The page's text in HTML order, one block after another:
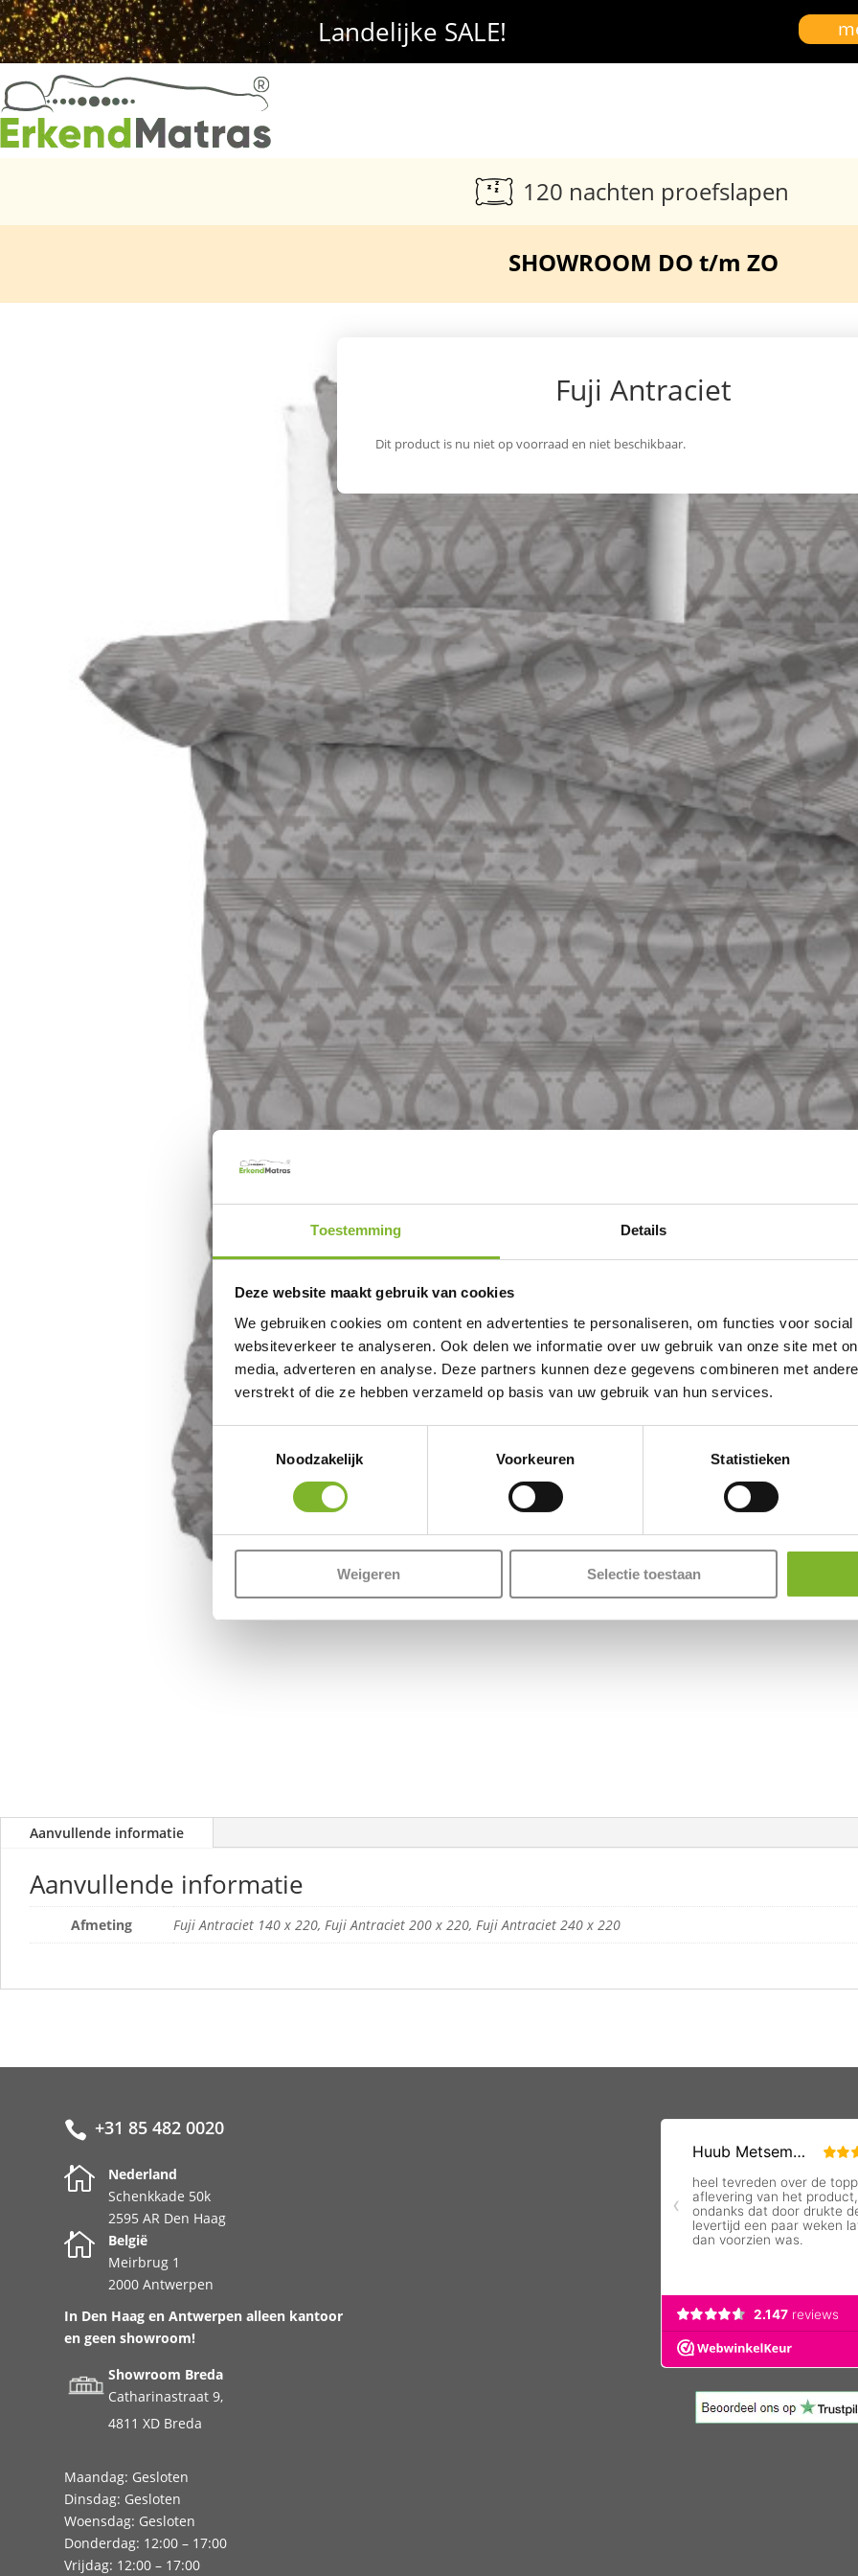
Toestemming Details
Deze website maakt gebruik van cookies
We gebruiken cookies om content en advertenties te personaliseren, om functies voor
websiteverkeer te analyseren. Ook delen we informatie over uw gebruik van onze site met
media, adverteren en analyse. Deze partners kunnen deze gegevens combineren met
verstrekt of die ze hebben verzameld op basis van uw gebruik van hun services.
Noodzakelijk
Voorkeuren Statistieken
Weigeren Selectie toestaan
Landelijke SALE!
120 nachten proefslapen
SHOWROOM DO t/m ZO
Fuji Antraciet
Dit product is nu niet op voorraad en niet beschikbaar.
Aanvullende informatie
Aanvullende informatie
Afmeting Fuji Antraciet 140 x 220, Fuji Antraciet 200 x 220, Fuji Antraciet 240 x 220
 +31 85 482 0020

Nederland
Schenkkade 50k
2595 AR Den Haag

België
Meirbrug 1
2000 Antwerpen
In Den Haag en Antwerpen alleen kantoor
en geen showroom!
Showroom Breda
Catharinastraat 9,
4811 XD Breda
Maandag: Gesloten
Dinsdag: Gesloten
Woensdag: Gesloten
Donderdag: 12:00 – 17:00
Vrijdag: 12:00 – 17:00